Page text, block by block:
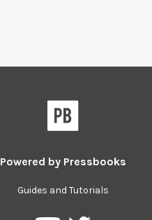
Powered by Pressbooks
Guides and Tutorials